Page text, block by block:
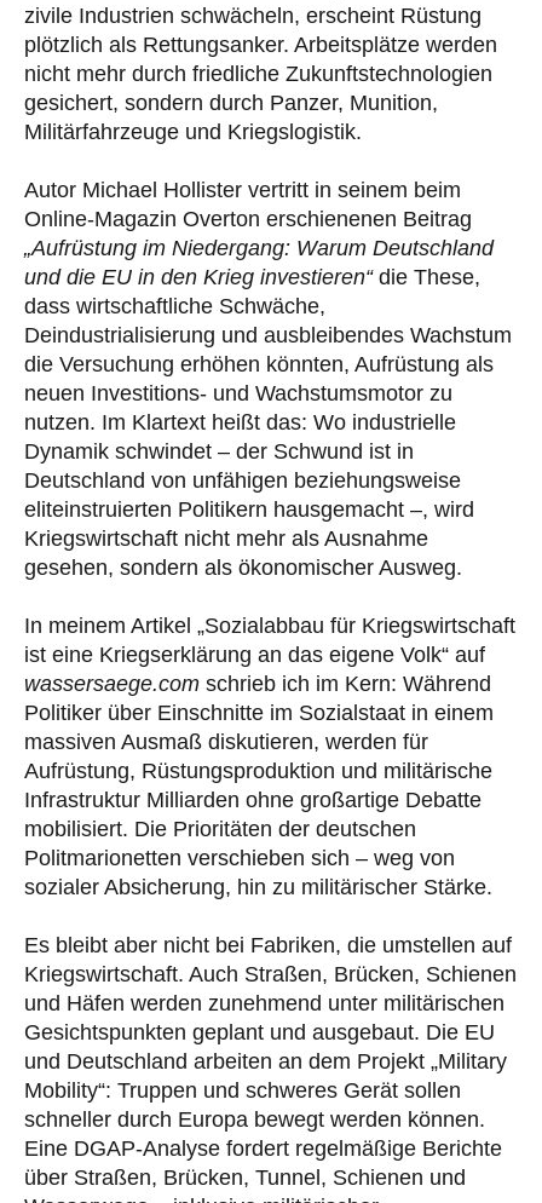
zivile Industrien schwächeln, erscheint Rüstung
plötzlich als Rettungsanker. Arbeitsplätze werden
nicht mehr durch friedliche Zukunftstechnologien
gesichert, sondern durch Panzer, Munition,
Militärfahrzeuge und Kriegslogistik.
Autor Michael Hollister vertritt in seinem beim
Online-Magazin Overton erschienenen Beitrag
„Aufrüstung im Niedergang: Warum Deutschland
und die EU in den Krieg investieren“die These,
dass wirtschaftliche Schwäche,
Deindustrialisierung und ausbleibendes Wachstum
die Versuchung erhöhen könnten, Aufrüstung als
neuen Investitions- und Wachstumsmotor zu
nutzen. Im Klartext heißt das: Wo industrielle
Dynamik schwindet – der Schwund ist in
Deutschland von unfähigen beziehungsweise
eliteinstruierten Politikern hausgemacht –, wird
Kriegswirtschaft nicht mehr als Ausnahme
gesehen, sondern als ökonomischer Ausweg.
In meinem Artikel „Sozialabbau für Kriegswirtschaft
ist eine Kriegserklärung an das eigene Volk“ auf
wassersaege.com schrieb ich im Kern: Während
Politiker über Einschnitte im Sozialstaat in einem
massiven Ausmaß diskutieren, werden für
Aufrüstung, Rüstungsproduktion und militärische
Infrastruktur Milliarden ohne großartige Debatte
mobilisiert. Die Prioritäten der deutschen
Politmarionetten verschieben sich – weg von
sozialer Absicherung, hin zu militärischer Stärke.
Es bleibt aber nicht bei Fabriken, die umstellen auf
Kriegswirtschaft. Auch Straßen, Brücken, Schienen
und Häfen werden zunehmend unter militärischen
Gesichtspunkten geplant und ausgebaut. Die EU
und Deutschland arbeiten an dem Projekt „Military
Mobility“: Truppen und schweres Gerät sollen
schneller durch Europa bewegt werden können.
Eine DGAP-Analyse fordert regelmäßige Berichte
über Straßen, Brücken, Tunnel, Schienen und